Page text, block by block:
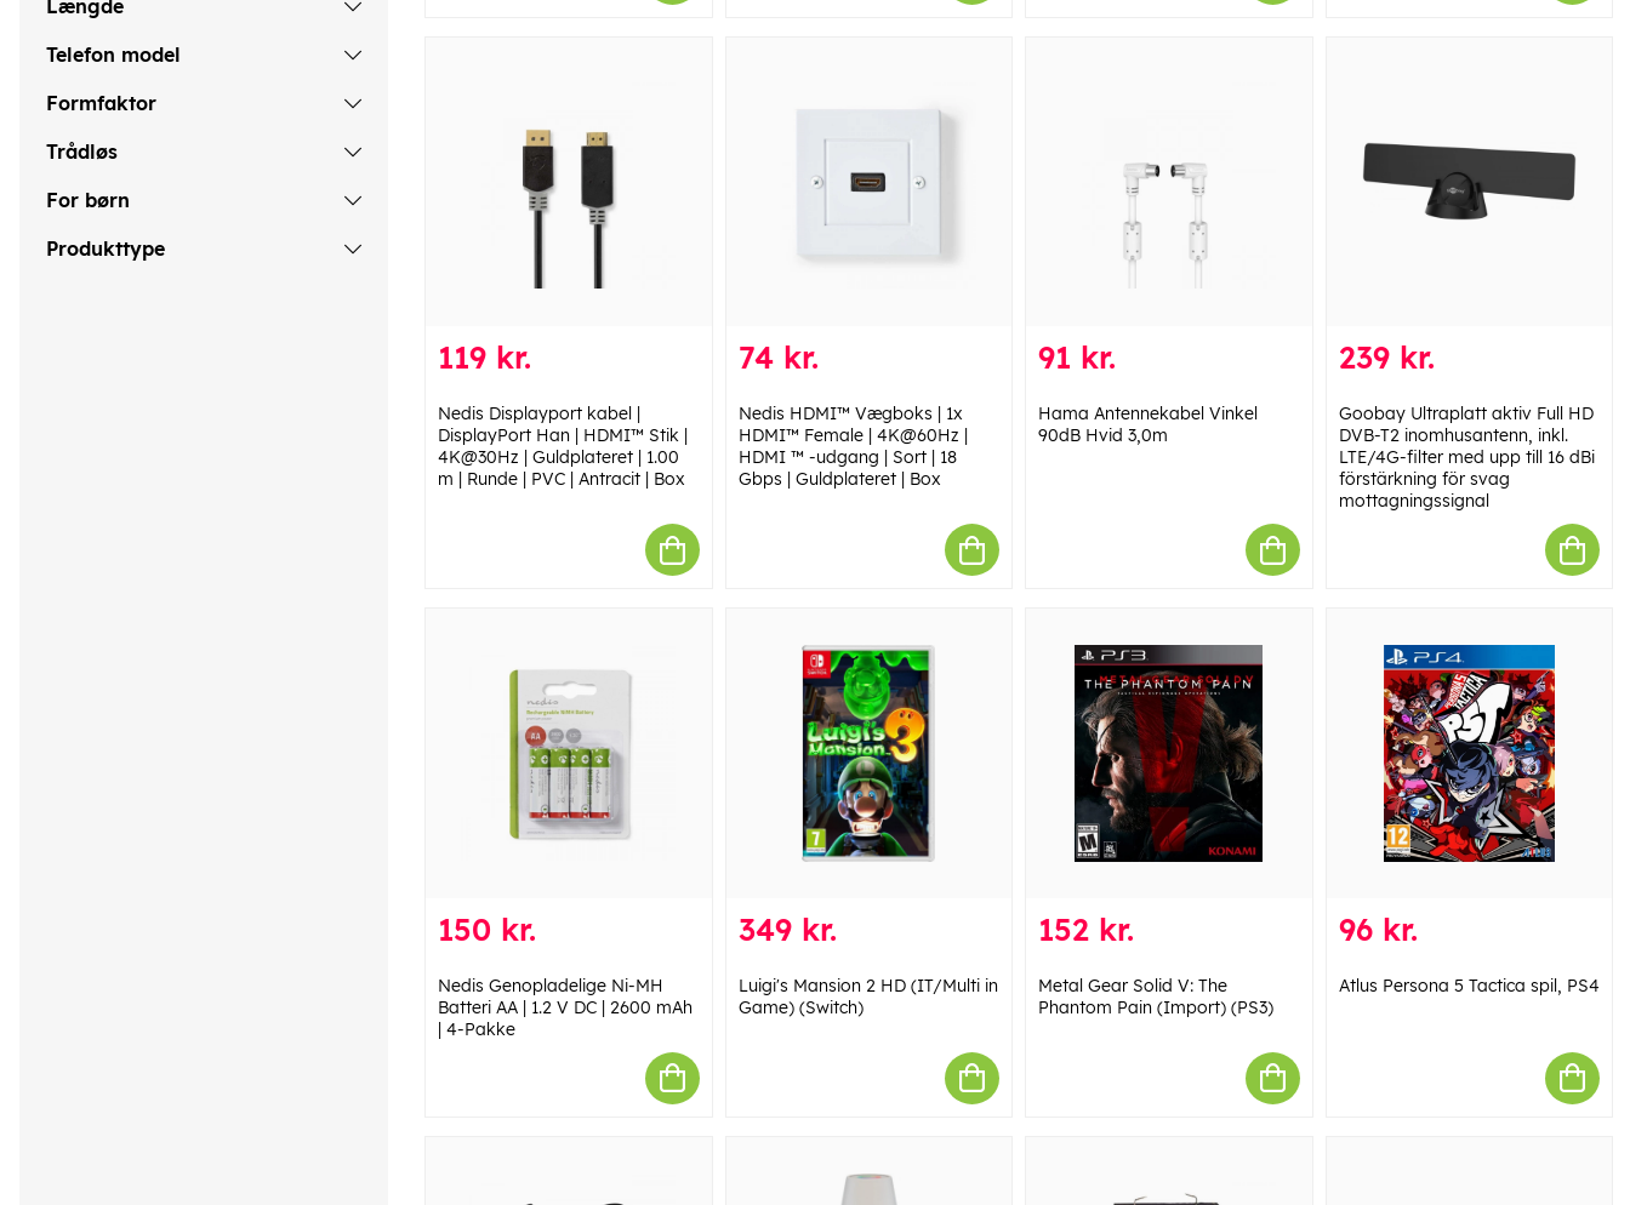
Længde
Telefon model
Formfaktor
Trådløs
For børn
Produkttype
119 kr.
Nedis Displayport kabel |
DisplayPort Han | HDMI™ Stik |
4K@30Hz | Guldplateret | 1.00
m | Runde | PVC | Antracit | Box
74 kr.
Nedis HDMI™ Vægboks | 1x
HDMI™ Female | 4K@60Hz |
HDMI ™ -udgang | Sort | 18
Gbps | Guldplateret | Box
91 kr.
Hama Antennekabel Vinkel
90dB Hvid 3,0m
239 kr.
Goobay Ultraplatt aktiv Full HD
DVB-T2 inomhusantenn, inkl.
LTE/4G-filter med upp till 16 dBi
förstärkning för svag
mottagningssignal
150 kr.
Nedis Genopladelige Ni-MH
Batteri AA | 1.2 V DC | 2600 mAh
| 4-Pakke
349 kr.
Luigi's Mansion 2 HD (IT/Multi in
Game) (Switch)
152 kr.
Metal Gear Solid V: The
Phantom Pain (Import) (PS3)
96 kr.
Atlus Persona 5 Tactica spil, PS4